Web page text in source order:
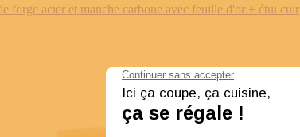
acier et manche carbone avec feuille d'or + étui cuir